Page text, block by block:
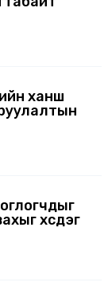
ханш
хүсдэг